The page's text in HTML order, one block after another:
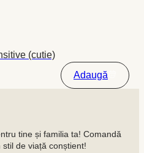
(cutie)
Adaugă
tine și familia ta! Comandă
de viață conștient!